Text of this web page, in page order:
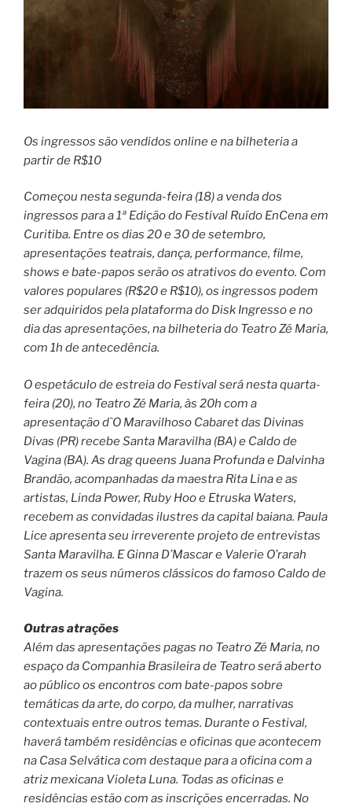
Os ingressos são vendidos online e na bilheteria a
partir de R$10
Começou nesta segunda-feira (18) a venda dos
ingressos para a 1ª Edição do Festival Ruído EnCena em
Curitiba. Entre os dias 20 e 30 de setembro,
apresentações teatrais, dança, performance, filme,
shows e bate-papos serão os atrativos do evento. Com
valores populares (R$20 e R$10), os ingressos podem
ser adquiridos pela plataforma do Disk Ingresso e no
dia das apresentações, na bilheteria do Teatro Zé Maria,
com 1h de antecedência.
O espetáculo de estreia do Festival será nesta quarta-
feira (20), no Teatro Zé Maria, às 20h com a
apresentação d`O Maravilhoso Cabaret das Divinas
Divas (PR) recebe Santa Maravilha (BA) e Caldo de
Vagina (BA). As drag queens Juana Profunda e Dalvinha
Brandão, acompanhadas da maestra Rita Lina e as
artistas, Linda Power, Ruby Hoo e Etruska Waters,
recebem as convidadas ilustres da capital baiana. Paula
Lice apresenta seu irreverente projeto de entrevistas
Santa Maravilha. E Ginna D’Mascar e Valerie O’rarah
trazem os seus números clássicos do famoso Caldo de
Vagina.
Outras atrações
Além das apresentações pagas no Teatro Zé Maria, no
espaço da Companhia Brasileira de Teatro será aberto
ao público os encontros com bate-papos sobre
temáticas da arte, do corpo, da mulher, narrativas
contextuais entre outros temas. Durante o Festival,
haverá também residências e oficinas que acontecem
na Casa Selvática com destaque para a oficina com a
atriz mexicana Violeta Luna. Todas as oficinas e
residências estão com as inscrições encerradas. No